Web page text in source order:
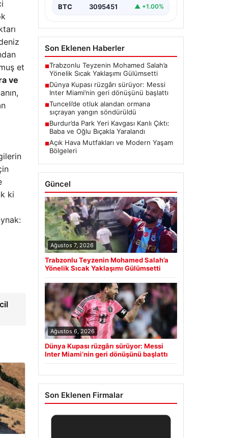
et
ve
ki
BTC 3095451 ▲ +1.00%
Son Eklenen Haberler
■Trabzonlu Teyzenin Mohamed Salah’a
Yönelik Sıcak Yaklaşımı Gülümsetti
■Dünya Kupası rüzgârı sürüyor: Messi
Inter Miami’nin geri dönüşünü başlattı
■Tunceli’de otluk alandan ormana
sıçrayan yangın söndürüldü
■Burdur’da Park Yeri Kavgası Kanlı Çıktı:
Baba ve Oğlu Bıçakla Yaralandı
■Açık Hava Mutfakları ve Modern Yaşam
Bölgeleri
Güncel
Ağustos 7, 2026
Trabzonlu Teyzenin Mohamed Salah’a
Yönelik Sıcak Yaklaşımı Gülümsetti
Ağustos 6, 2026
Dünya Kupası rüzgârı sürüyor: Messi
Inter Miami’nin geri dönüşünü başlattı
Son Eklenen Firmalar